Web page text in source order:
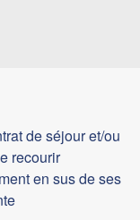
de séjour et/ou
recourir
en sus de ses